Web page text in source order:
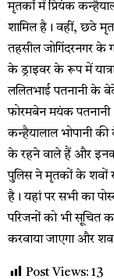
मृतकों में प्रियंक
शामिल है। वहीं, छठे
तहसील जोगिंदरनगर के
के ड्राइवर के रूप में
ललितभाई पतनानी के
फोरमबेन मयंक
कन्हैयालाल भोपानी की
के रहने वाले हैं और
पुलिस ने मृतकों के शवों
है। यहां पर सभी का
परिजनों को भी सूचित
करवाया जाएगा और शव
Post Views: 13